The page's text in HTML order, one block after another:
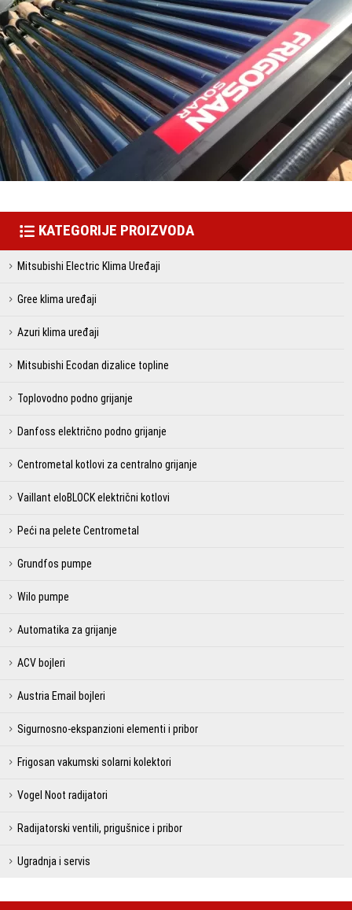
KATEGORIJE PROIZVODA
Mitsubishi Electric Klima Uređaji
Gree klima uređaji
Azuri klima uređaji
Mitsubishi Ecodan dizalice topline
Toplovodno podno grijanje
Danfoss električno podno grijanje
Centrometal kotlovi za centralno grijanje
Vaillant eloBLOCK električni kotlovi
Peći na pelete Centrometal
Grundfos pumpe
Wilo pumpe
Automatika za grijanje
ACV bojleri
Austria Email bojleri
Sigurnosno-ekspanzioni elementi i pribor
Frigosan vakumski solarni kolektori
Vogel Noot radijatori
Radijatorski ventili, prigušnice i pribor
Ugradnja i servis